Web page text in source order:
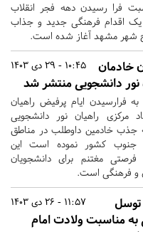
فرا رسیدن دهه فجر انقلاب
یک اقدام فرهنگی جدید و جذاب
شهر مشهد آغاز شده است.
10:45 - 29 دی 1403
خادمان
نور دانشجویی منتشر شد
به فرارسیدن ایام پرفیض راهیان
مرکزی راهیان نور دانشجویی
جذب خادمین داوطلب در مناطق
جنوب کشور نموده است این
فرصتی مغتنم برای دانشجویان
و فرهنگی است.
11:57 - 26 دی 1403
توسل
مناسبت ولادت امام